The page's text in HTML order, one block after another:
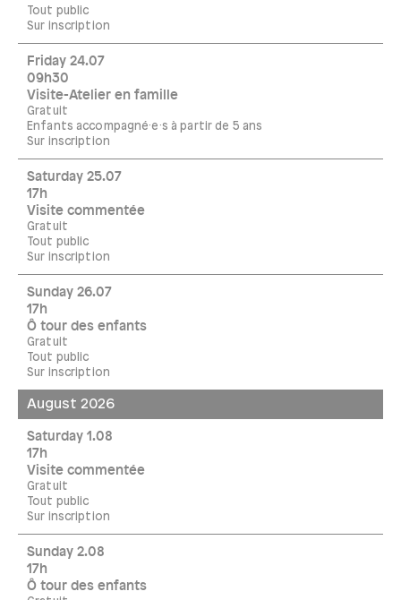
Tout public
Sur inscription
Friday 24.07
09h30
Visite-Atelier en famille
Gratuit
Enfants accompagné·e·s à partir de 5 ans
Sur inscription
Saturday 25.07
17h
Visite commentée
Gratuit
Tout public
Sur inscription
Sunday 26.07
17h
Ô tour des enfants
Gratuit
Tout public
Sur inscription
August 2026
Saturday 1.08
17h
Visite commentée
Gratuit
Tout public
Sur inscription
Sunday 2.08
17h
Ô tour des enfants